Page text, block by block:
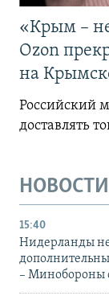
«Крым –
Ozon
на
Российский
доставлять
НОВОСТИ
15:40
Нидерланды не
– Минобороны